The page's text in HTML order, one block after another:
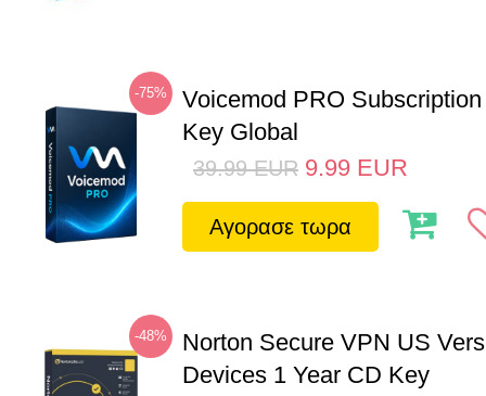
-75%
Voicemod PRO
Key Global
39.99 EUR 9.99 EUR
Αγορασε τωρα
-48%
Norton Secure VPN US
Devices 1 Year CD Key